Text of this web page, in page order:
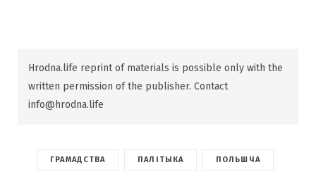
Hrodna.life reprint of materials is possible only with the
written permission of the publisher. Contact
info@hrodna.life
ГРАМАДСТВА ПАЛІТЫКА ПОЛЬШЧА